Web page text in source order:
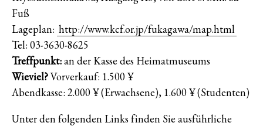
Fuß
Lageplan: http://www.kcf.or.jp/fukagawa/map.html
Tel: 03-3630-8625
Treffpunkt:an der Kasse des Heimatmuseums
Wieviel?Vorverkauf: 1.500 ¥
Abendkasse: 2.000 ¥ (Erwachsene), 1.600 ¥ (Studenten)
Unter den folgenden Links finden Sie ausführliche